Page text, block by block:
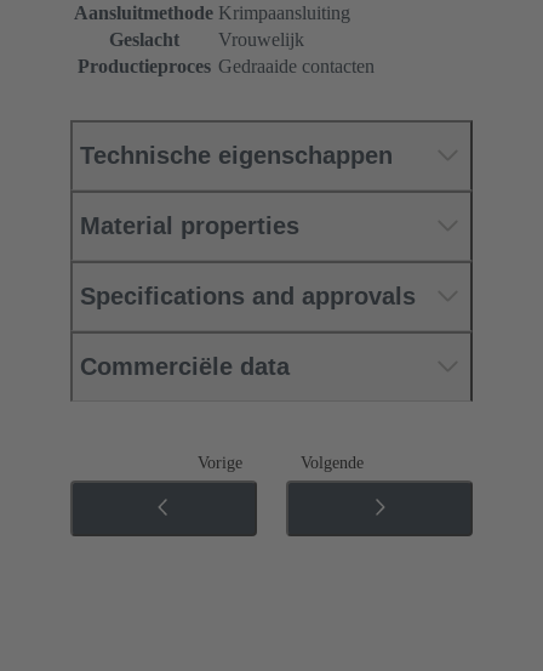
Aansluitmethode Krimpaansluiting
Geslacht
Vrouwelijk
Productieproces Gedraaide contacten
Technische eigenschappen
Material properties
Specifications and approvals
Commerciële data
Vorige Volgende